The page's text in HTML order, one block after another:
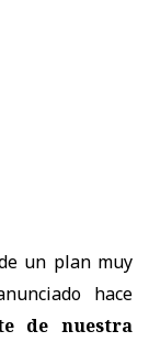
un plan muy
hace
de nuestra